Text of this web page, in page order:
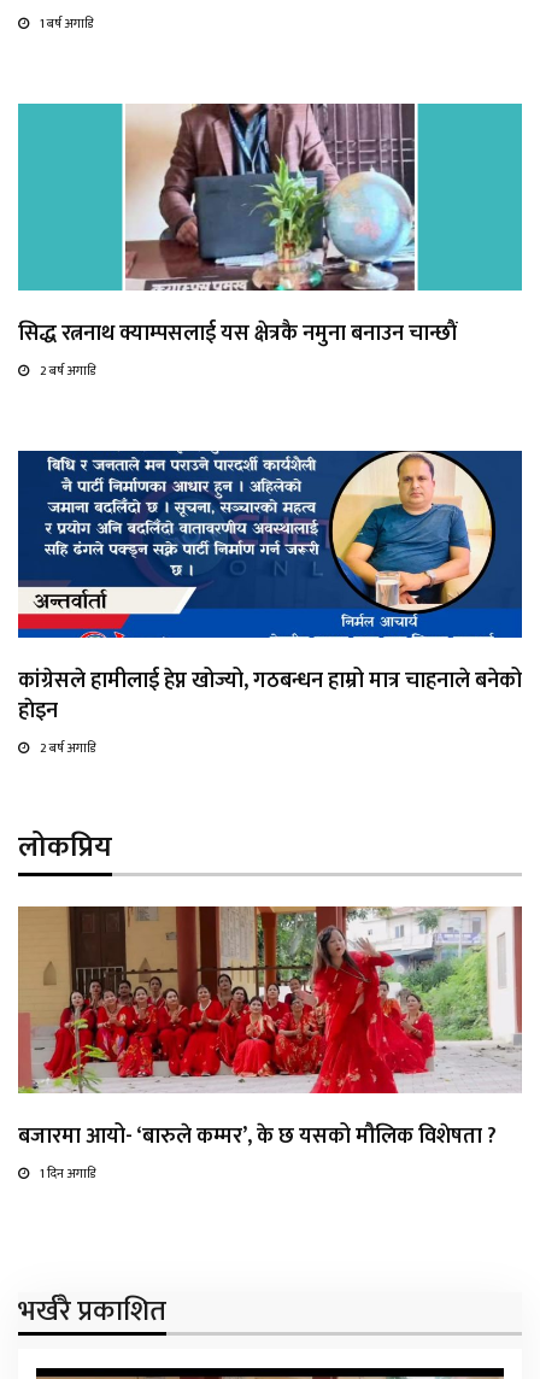
1 बर्ष अगाडि
सिद्ध रत्ननाथ क्याम्पसलाई यस क्षेत्रकै नमुना बनाउन चान्छाैं
2 बर्ष अगाडि
कांग्रेसले हामीलाई हेप्न खोज्यो, गठबन्धन हाम्रो मात्र चाहनाले बनेको
हाेइन
2 बर्ष अगाडि
लोकप्रिय
बजारमा आयो- ‘बारुले कम्मर’, के छ यसको मौलिक विशेषता ?
1 दिन अगाडि
भर्खरै प्रकाशित